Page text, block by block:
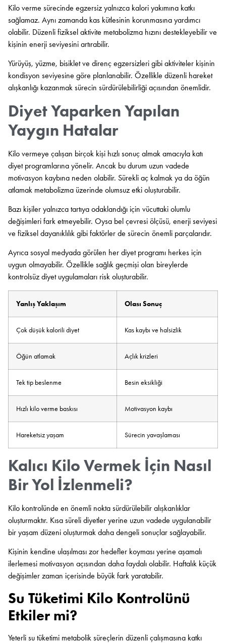
Kilo verme sürecinde egzersiz yalnızca kalori yakımına katkı
sağlamaz. Aynı zamanda kas kütlesinin korunmasına yardımcı
olabilir. Düzenli fiziksel aktivite metabolizma hızını destekleyebilir ve
kişinin enerji seviyesini artırabilir.
Yürüyüş, yüzme, bisiklet ve direnç egzersizleri gibi aktiviteler kişinin
kondisyon seviyesine göre planlanabilir. Özellikle düzenli hareket
alışkanlığı kazanmak sürecin sürdürülebilirliği açısından önemlidir.
Diyet Yaparken Yapılan
Yaygın Hatalar
Kilo vermeye çalışan birçok kişi hızlı sonuç almak amacıyla katı
diyet programlarına yönelir. Ancak bu durum uzun vadede
motivasyon kaybına neden olabilir. Sürekli aç kalmak ya da öğün
atlamak metabolizma üzerinde olumsuz etki oluşturabilir.
Bazı kişiler yalnızca tartıya odaklandığı için vücuttaki olumlu
değişimleri fark etmeyebilir. Oysa bel çevresi ölçüsü, enerji seviyesi
ve fiziksel dayanıklılık gibi faktörler de sürecin önemli parçalarıdır.
Ayrıca sosyal medyada görülen her diyet programı herkes için
uygun olmayabilir. Özellikle sağlık geçmişi olan bireylerde
kontrolsüz diyet uygulamaları risk oluşturabilir.
Yanlış Yaklaşım Olası Sonuç
Çok düşük kalorili diyet Kas kaybı ve halsizlik
Öğün atlamak Açlık krizleri
Tek tip beslenme Besin eksikliği
Hızlı kilo verme baskısı Motivasyon kaybı
Hareketsiz yaşam Sürecin yavaşlaması
Kalıcı Kilo Vermek İçin Nasıl
Bir Yol İzlenmeli?
Kilo kontrolünde en önemli nokta sürdürülebilir alışkanlıklar
oluşturmaktır. Kısa süreli diyetler yerine uzun vadede uygulanabilir
bir yaşam düzeni oluşturmak daha dengeli sonuçlar sağlayabilir.
Kişinin kendine ulaşılması zor hedefler koyması yerine aşamalı
ilerlemesi motivasyon açısından daha faydalı olabilir. Haftalık küçük
değişimler zaman içerisinde büyük fark yaratabilir.
Su Tüketimi Kilo Kontrolünü
Etkiler mi?
Yeterli su tüketimi metabolik süreçlerin düzenli çalışmasına katkı